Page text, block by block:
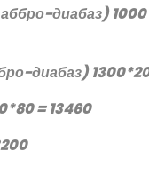
диабаз)
диабаз)
= 13460